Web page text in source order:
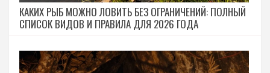
КАКИХ РЫБ МОЖНО ЛОВИТЬ БЕЗ ОГРАНИЧЕНИЙ: ПОЛНЫЙ
СПИСОК ВИДОВ И ПРАВИЛА ДЛЯ 2026 ГОДА